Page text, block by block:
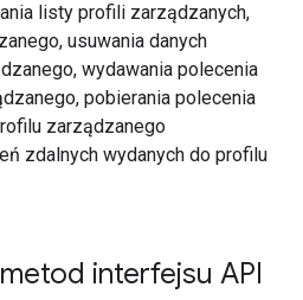
listy profili zarządzanych,
usuwania danych
wydawania polecenia
pobierania polecenia
zarządzanego
zdalnych wydanych do profilu
interfejsu API